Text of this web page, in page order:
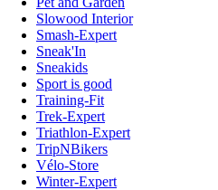
Slowood Interior
Smash-Expert
Sneak'In
Sneakids
Sport is good
Training-Fit
Trek-Expert
Triathlon-Expert
TripNBikers
Vélo-Store
Winter-Expert